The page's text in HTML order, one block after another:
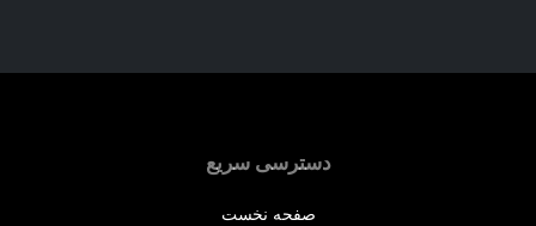
دسترسی سریع
صفحه نخست